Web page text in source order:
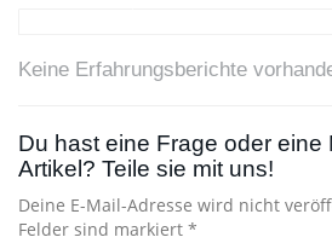
Keine Erfahrungsberichte
Du hast eine Frage oder eine
Artikel? Teile sie mit uns!
Deine E-Mail-Adresse wird nicht
Felder sind markiert *